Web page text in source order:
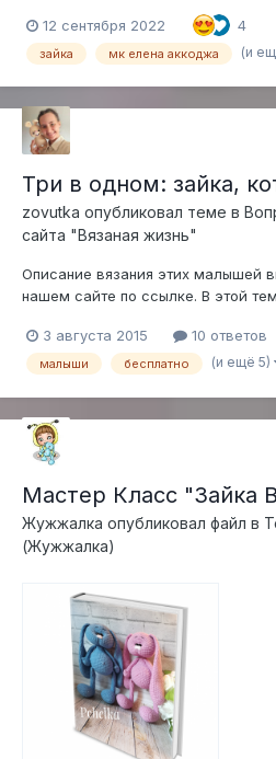
12 сентября 2022 4
зайка мк елена аккоджа (и
Три в одном: зайка,
zovutka опубликовал теме в
сайта "Вязаная жизнь"
Описание вязания этих малышей
нашем сайте по ссылке. В этой
3 августа 2015
10 ответов
малыши бесплатно (и ещё 5)
Мастер Класс "Зайка
Жужжалка опубликовал файл в
(Жужжалка)